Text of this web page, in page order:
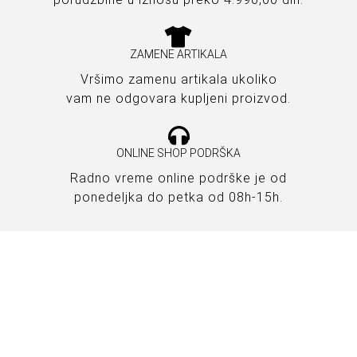
ZAMENE ARTIKALA
Vršimo zamenu artikala ukoliko
vam ne odgovara kupljeni proizvod.
ONLINE SHOP PODRŠKA
Radno vreme online podrške je od
ponedeljka do petka od 08h-15h.